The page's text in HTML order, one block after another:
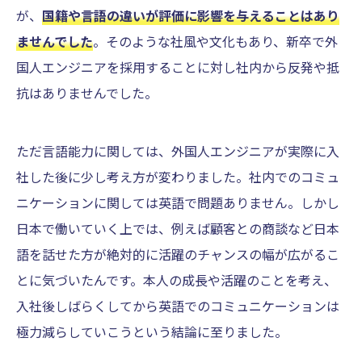
が、 国籍や言語の違いが評価に影響を与えることはあり
ませんでした。そのような社風や文化もあり、新卒で外
国人エンジニアを採用することに対し社内から反発や抵
抗はありませんでした。
ただ言語能力に関しては、外国人エンジニアが実際に入
社した後に少し考え方が変わりました。社内でのコミュ
ニケーションに関しては英語で問題ありません。しかし
日本で働いていく上では、例えば顧客との商談など日本
語を話せた方が絶対的に活躍のチャンスの幅が広がるこ
とに気づいたんです。本人の成長や活躍のことを考え、
入社後しばらくしてから英語でのコミュニケーションは
極力減らしていこうという結論に至りました。